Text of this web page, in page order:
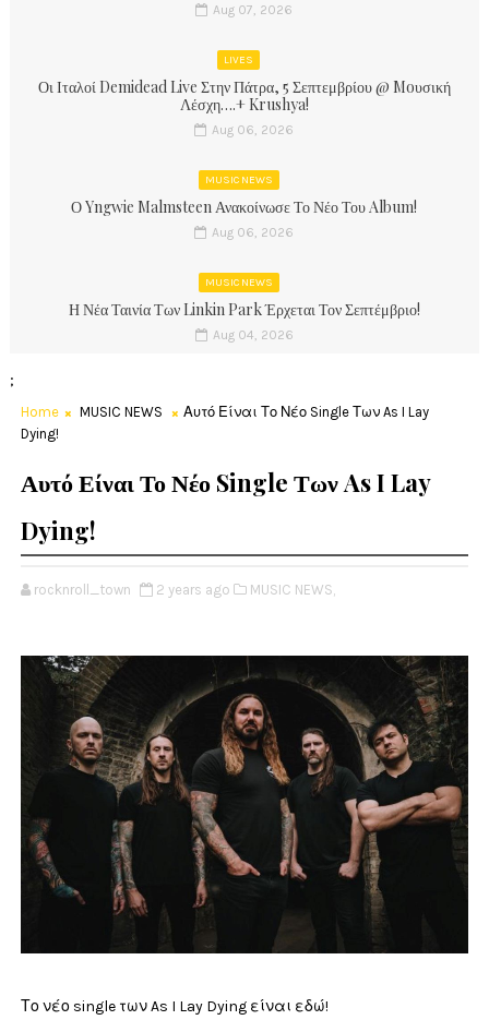
Aug 07, 2026
LIVES
Οι Ιταλοί Demidead Live Στην Πάτρα, 5 Σεπτεμβρίου @ Moυσική
Λέσχη….+ Krushya!
Aug 06, 2026
MUSIC NEWS
Ο Yngwie Malmsteen Ανακοίνωσε Το Νέο Του Album!
Aug 06, 2026
MUSIC NEWS
Η Νέα Ταινία Των Linkin Park Έρχεται Τον Σεπτέμβριο!
Aug 04, 2026
;
Home MUSIC NEWS
Αυτό Είναι Το Νέο Single Των As I Lay
Dying!
Αυτό Είναι Το Νέο Single Των As I Lay
Dying!
rocknroll_town 2 years ago MUSIC NEWS,
Το νέο single των As I Lay Dying είναι εδώ!